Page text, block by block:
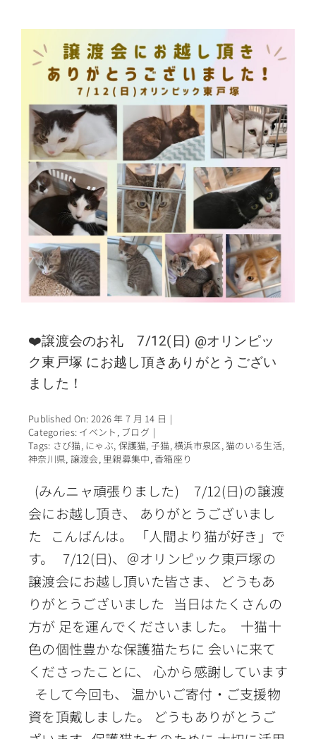
❤️譲渡会のお礼 7/12(日) @オリンピッ
ク東戸塚 にお越し頂きありがとうござい
ました！
Published On: 2026 年 7 月 14 日 |
Categories: イベント , ブログ |
Tags: さび猫, にゃぶ, 保護猫,子猫,横浜市泉区,猫のいる生活,
神奈川県, 譲渡会, 里親募集中,香箱座り
(みんニャ頑張りました) 7/12(日)の譲渡
会にお越し頂き、 ありがとうございまし
た こんばんは。 「人間より猫が好き」で
す。 7/12(日)、＠オリンピック東戸塚の
譲渡会にお越し頂いた皆さま、 どうもあ
りがとうございました 当日はたくさんの
方が 足を運んでくださいました。 十猫十
色の個性豊かな保護猫たちに 会いに来て
くださったことに、 心から感謝しています
そして今回も、 温かいご寄付・ご支援物
資を頂戴しました。 どうもありがとうご